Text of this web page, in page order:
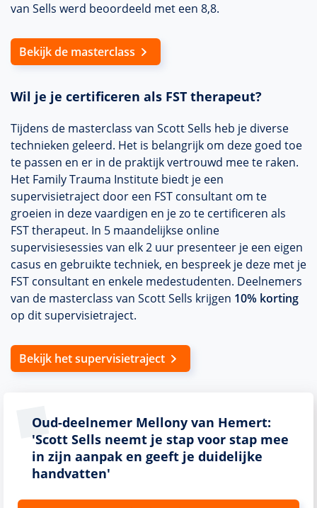
van Sells werd beoordeeld met een 8,8.
Bekijk de masterclass
Wil je je certificeren als FST therapeut?
Tijdens de masterclass van Scott Sells heb je diverse
technieken geleerd. Het is belangrijk om deze goed toe
te passen en er in de praktijk vertrouwd mee te raken.
Het Family Trauma Institute biedt je een
supervisietraject door een FST consultant om te
groeien in deze vaardigen en je zo te certificeren als
FST therapeut. In 5 maandelijkse online
supervisiesessies van elk 2 uur presenteer je een eigen
casus en gebruikte techniek, en bespreek je deze met je
FST consultant en enkele medestudenten. Deelnemers
van de masterclass van Scott Sells krijgen 10% korting
op dit supervisietraject.
Bekijk het supervisietraject
Oud-deelnemer Mellony van Hemert:
'Scott Sells neemt je stap voor stap mee
in zijn aanpak en geeft je duidelijke
handvatten'